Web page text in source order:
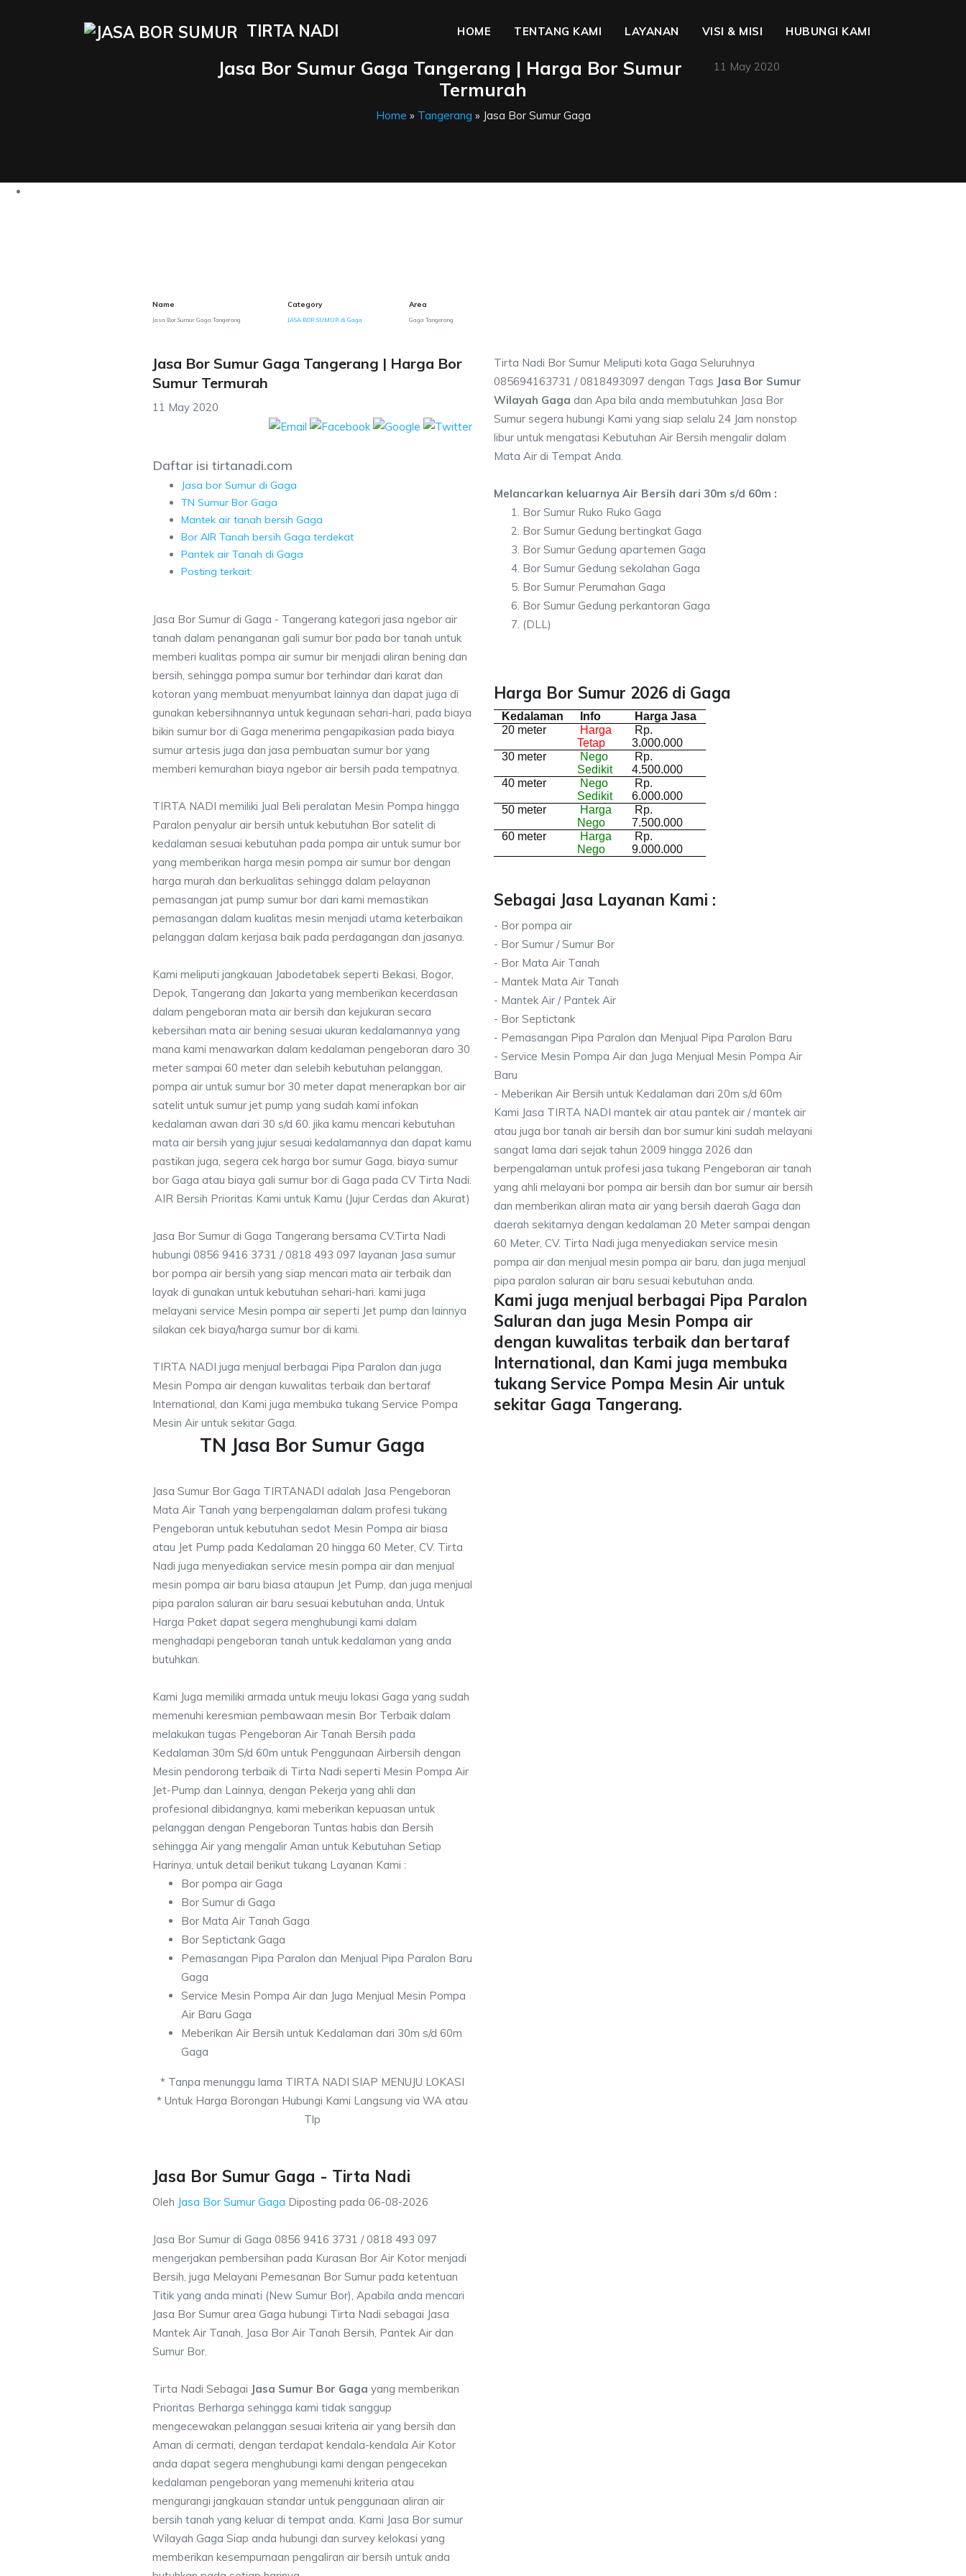
TIRTA NADI HOME TENTANG KAMI LAYANAN VISI & MISI HUBUNGI KAMI
11 May 2020
Jasa Bor Sumur Gaga Tangerang | Harga Bor Sumur
Termurah
Home » Tangerang » Jasa Bor Sumur Gaga
Name
Jasa Bor Sumur Gaga Tangerang
Category
JASA BOR SUMUR di Gaga
Area
Gaga Tangerang
Jasa Bor Sumur Gaga Tangerang | Harga Bor
Sumur Termurah
11 May 2020
Daftar isi tirtanadi.com
Jasa bor Sumur di Gaga
TN Sumur Bor Gaga
Mantek air tanah bersih Gaga
Bor AIR Tanah bersih Gaga terdekat
Pantek air Tanah di Gaga
Posting terkait:
Jasa Bor Sumur di Gaga - Tangerang kategori jasa ngebor air
tanah dalam penanganan gali sumur bor pada bor tanah untuk
memberi kualitas pompa air sumur bir menjadi aliran bening dan
bersih, sehingga pompa sumur bor terhindar dari karat dan
kotoran yang membuat menyumbat lainnya dan dapat juga di
gunakan kebersihnannya untuk kegunaan sehari-hari, pada biaya
bikin sumur bor di Gaga menerima pengapikasian pada biaya
sumur artesis juga dan jasa pembuatan sumur bor yang
memberi kemurahan biaya ngebor air bersih pada tempatnya.
TIRTA NADI memiliki Jual Beli peralatan Mesin Pompa hingga
Paralon penyalur air bersih untuk kebutuhan Bor satelit di
kedalaman sesuai kebutuhan pada pompa air untuk sumur bor
yang memberikan harga mesin pompa air sumur bor dengan
harga murah dan berkualitas sehingga dalam pelayanan
pemasangan jat pump sumur bor dari kami memastikan
pemasangan dalam kualitas mesin menjadi utama keterbaikan
pelanggan dalam kerjasa baik pada perdagangan dan jasanya.
Kami meliputi jangkauan Jabodetabek seperti Bekasi, Bogor,
Depok, Tangerang dan Jakarta yang memberikan kecerdasan
dalam pengeboran mata air bersih dan kejukuran secara
kebersihan mata air bening sesuai ukuran kedalamannya yang
mana kami menawarkan dalam kedalaman pengeboran daro 30
meter sampai 60 meter dan selebih kebutuhan pelanggan,
pompa air untuk sumur bor 30 meter dapat menerapkan bor air
satelit untuk sumur jet pump yang sudah kami infokan
kedalaman awan dari 30 s/d 60. jika kamu mencari kebutuhan
mata air bersih yang jujur sesuai kedalamannya dan dapat kamu
pastikan juga, segera cek harga bor sumur Gaga, biaya sumur
bor Gaga atau biaya gali sumur bor di Gaga pada CV Tirta Nadi.
AIR Bersih Prioritas Kami untuk Kamu (Jujur Cerdas dan Akurat)
Jasa Bor Sumur di Gaga Tangerang bersama CV.Tirta Nadi
hubungi 0856 9416 3731 / 0818 493 097 layanan Jasa sumur
bor pompa air bersih yang siap mencari mata air terbaik dan
layak di gunakan untuk kebutuhan sehari-hari. kami juga
melayani service Mesin pompa air seperti Jet pump dan lainnya
silakan cek biaya/harga sumur bor di kami.
TIRTA NADI juga menjual berbagai Pipa Paralon dan juga
Mesin Pompa air dengan kuwalitas terbaik dan bertaraf
International, dan Kami juga membuka tukang Service Pompa
Mesin Air untuk sekitar Gaga.
TN Jasa Bor Sumur Gaga
Jasa Sumur Bor Gaga TIRTANADI adalah Jasa Pengeboran
Mata Air Tanah yang berpengalaman dalam profesi tukang
Pengeboran untuk kebutuhan sedot Mesin Pompa air biasa
atau Jet Pump pada Kedalaman 20 hingga 60 Meter, CV. Tirta
Nadi juga menyediakan service mesin pompa air dan menjual
mesin pompa air baru biasa ataupun Jet Pump, dan juga menjual
pipa paralon saluran air baru sesuai kebutuhan anda, Untuk
Harga Paket dapat segera menghubungi kami dalam
menghadapi pengeboran tanah untuk kedalaman yang anda
butuhkan.
Kami Juga memiliki armada untuk meuju lokasi Gaga yang sudah
memenuhi keresmian pembawaan mesin Bor Terbaik dalam
melakukan tugas Pengeboran Air Tanah Bersih pada
Kedalaman 30m S/d 60m untuk Penggunaan Airbersih dengan
Mesin pendorong terbaik di Tirta Nadi seperti Mesin Pompa Air
Jet-Pump dan Lainnya, dengan Pekerja yang ahli dan
profesional dibidangnya, kami meberikan kepuasan untuk
pelanggan dengan Pengeboran Tuntas habis dan Bersih
sehingga Air yang mengalir Aman untuk Kebutuhan Setiap
Harinya, untuk detail berikut tukang Layanan Kami :
Bor pompa air Gaga
Bor Sumur di Gaga
Bor Mata Air Tanah Gaga
Bor Septictank Gaga
Pemasangan Pipa Paralon dan Menjual Pipa Paralon Baru
Gaga
Service Mesin Pompa Air dan Juga Menjual Mesin Pompa
Air Baru Gaga
Meberikan Air Bersih untuk Kedalaman dari 30m s/d 60m
Gaga
* Tanpa menunggu lama TIRTA NADI SIAP MENUJU LOKASI
* Untuk Harga Borongan Hubungi Kami Langsung via WA atau
Tlp
Tirta Nadi Bor Sumur Meliputi kota Gaga Seluruhnya
085694163731 / 0818493097 dengan Tags Jasa Bor Sumur
Wilayah Gaga dan Apa bila anda membutuhkan Jasa Bor
Sumur segera hubungi Kami yang siap selalu 24 Jam nonstop
libur untuk mengatasi Kebutuhan Air Bersih mengalir dalam
Mata Air di Tempat Anda.
Melancarkan keluarnya Air Bersih dari 30m s/d 60m :
Bor Sumur Ruko Ruko Gaga
Bor Sumur Gedung bertingkat Gaga
Bor Sumur Gedung apartemen Gaga
Bor Sumur Gedung sekolahan Gaga
Bor Sumur Perumahan Gaga
Bor Sumur Gedung perkantoran Gaga
(DLL)
Harga Bor Sumur 2026 di Gaga
Kedalaman Info
Harga Jasa
20 meter
Harga
Tetap
Rp.
3.000.000
30 meter
Nego
Sedikit
Rp.
4.500.000
40 meter
Nego
Sedikit
Rp.
6.000.000
50 meter
Harga
Nego
Rp.
7.500.000
60 meter
Harga
Nego
Rp.
9.000.000
Sebagai Jasa Layanan Kami :
- Bor pompa air
- Bor Sumur / Sumur Bor
- Bor Mata Air Tanah
- Mantek Mata Air Tanah
- Mantek Air / Pantek Air
- Bor Septictank
- Pemasangan Pipa Paralon dan Menjual Pipa Paralon Baru
- Service Mesin Pompa Air dan Juga Menjual Mesin Pompa Air
Baru
- Meberikan Air Bersih untuk Kedalaman dari 20m s/d 60m
Kami Jasa TIRTA NADI mantek air atau pantek air / mantek air
atau juga bor tanah air bersih dan bor sumur kini sudah melayani
sangat lama dari sejak tahun 2009 hingga 2026 dan
berpengalaman untuk profesi jasa tukang Pengeboran air tanah
yang ahli melayani bor pompa air bersih dan bor sumur air bersih
dan memberikan aliran mata air yang bersih daerah Gaga dan
daerah sekitarnya dengan kedalaman 20 Meter sampai dengan
60 Meter, CV. Tirta Nadi juga menyediakan service mesin
pompa air dan menjual mesin pompa air baru, dan juga menjual
pipa paralon saluran air baru sesuai kebutuhan anda.
Kami juga menjual berbagai Pipa Paralon
Saluran dan juga Mesin Pompa air
dengan kuwalitas terbaik dan bertaraf
International, dan Kami juga membuka
tukang Service Pompa Mesin Air untuk
sekitar Gaga Tangerang.
Jasa Bor Sumur Gaga - Tirta Nadi
Oleh Jasa Bor Sumur Gaga Diposting pada 06-08-2026
Jasa Bor Sumur di Gaga 0856 9416 3731 / 0818 493 097
mengerjakan pembersihan pada Kurasan Bor Air Kotor menjadi
Bersih, juga Melayani Pemesanan Bor Sumur pada ketentuan
Titik yang anda minati (New Sumur Bor), Apabila anda mencari
Jasa Bor Sumur area Gaga hubungi Tirta Nadi sebagai Jasa
Mantek Air Tanah, Jasa Bor Air Tanah Bersih, Pantek Air dan
Sumur Bor.
Tirta Nadi Sebagai Jasa Sumur Bor Gaga yang memberikan
Prioritas Berharga sehingga kami tidak sanggup
mengecewakan pelanggan sesuai kriteria air yang bersih dan
Aman di cermati, dengan terdapat kendala-kendala Air Kotor
anda dapat segera menghubungi kami dengan pengecekan
kedalaman pengeboran yang memenuhi kriteria atau
mengurangi jangkauan standar untuk penggunaan aliran air
bersih tanah yang keluar di tempat anda. Kami Jasa Bor sumur
Wilayah Gaga Siap anda hubungi dan survey kelokasi yang
memberikan kesempurnaan pengaliran air bersih untuk anda